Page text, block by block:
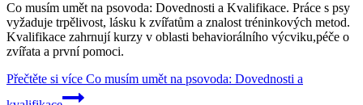
Co musím umět na psovoda: Dovednosti a Kvalifikace. Práce s psy
vyžaduje trpělivost, lásku k zvířatům a znalost tréninkových metod.
Kvalifikace zahrnují kurzy v oblasti behaviorálního výcviku,péče o
zvířata a první pomoci.
Přečtěte si více Co musím umět na psovoda: Dovednosti a